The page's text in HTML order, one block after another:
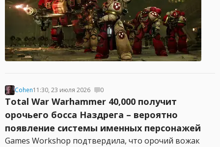
Cohen11:30, 23 июля 2026 0
Total War Warhammer 40,000 получит
орочьего босcа Наздрега – вероятно
появление системы именных персонажей
Games Workshop подтвердила, что орочий вожак